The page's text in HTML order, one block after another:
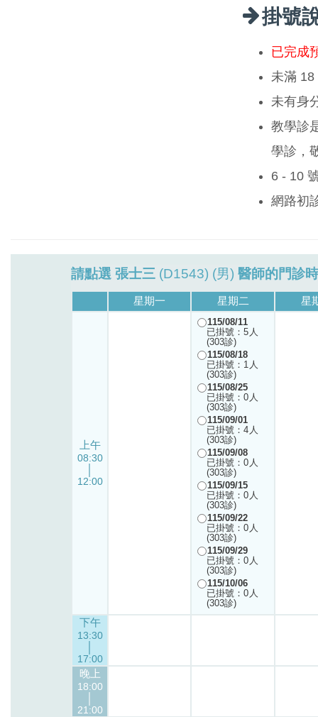
掛號
已完成
未滿 18
未有身
教學診
學診，
6 - 10
網路初